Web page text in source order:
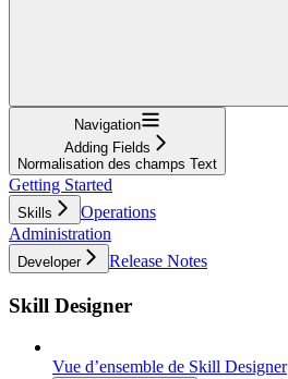
Navigation
Adding Fields
Normalisation des champs Text
Getting Started
Skills
Operations
Administration
Developer Release Notes
Skill Designer
Vue d’ensemble de Skill Designer